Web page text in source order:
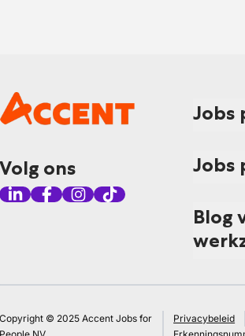
Volg ons
Jobs
Jobs
Blog
Copyright © 2025 Accent Jobs for
Privacybeleid